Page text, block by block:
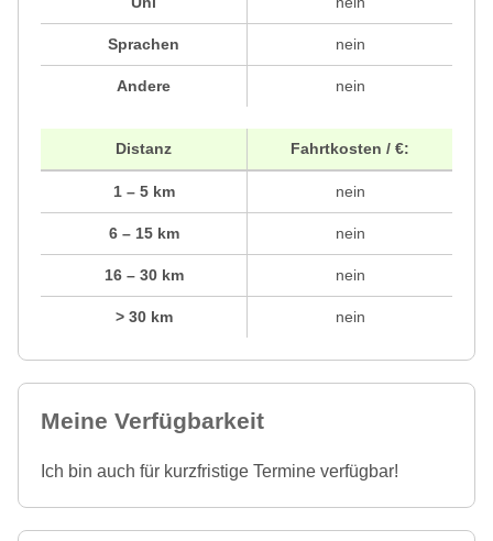
Sprachen
Andere
nein
nein
Distanz
1 – 5 km
6 – 15 km
16 – 30 km
> 30 km
Fahrtkosten / €:
nein
nein
nein
nein
Meine Verfügbarkeit
Ich bin auch für kurzfristige Termine verfügbar!